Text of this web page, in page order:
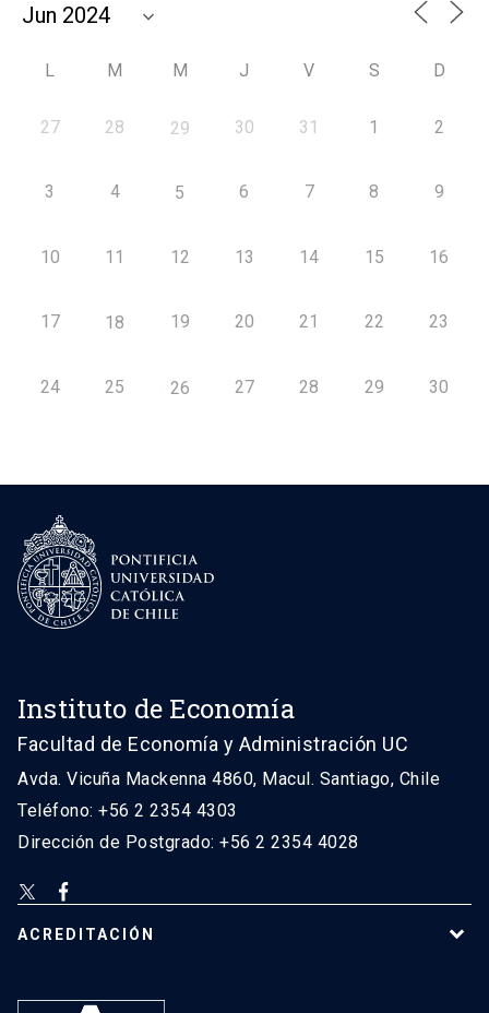
L M M J V S D
27 28 29 30 31 1 2
3 4 5 6 7 8 9
10 11 12 13 14 15 16
17 18 19 20 21 22 23
24 25 26 27 28 29 30
Instituto de Economía
Facultad de Economía y Administración UC
Avda. Vicuña Mackenna 4860, Macul. Santiago, Chile
Teléfono: +56 2 2354 4303
Dirección de Postgrado: +56 2 2354 4028
ACREDITACIÓN